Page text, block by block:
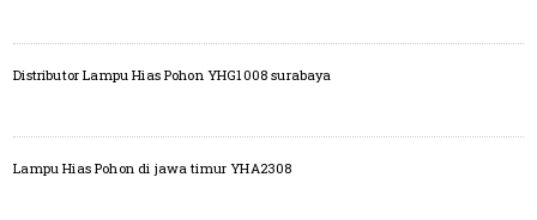
Distributor Lampu Hias Pohon YHG1008 surabaya
Lampu Hias Pohon di jawa timur YHA2308